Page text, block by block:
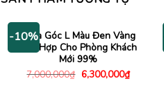
-10%
Sofa Góc L Màu Đen Vàng
Phù Hợp Cho Phòng Khách
Mới 99%
7,000,000₫ Giá
gốc
6,300,000₫Giá
hiện